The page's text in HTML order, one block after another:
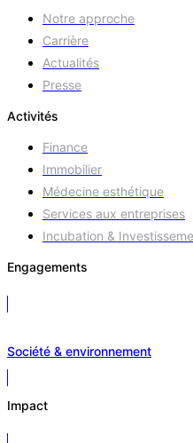
Notre approche
Carrière
Actualités
Presse
Activités
Finance
Immobilier
Médecine esthétique
Services aux entreprises
Incubation &
Engagements
Société & environnement
Impact